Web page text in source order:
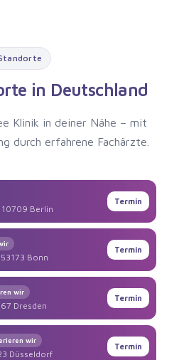
in Deutschland
Klinik in deiner Nähe – mit
durch erfahrene Fachärzte.
Berlin
Termin
Bonn
Termin
wir
Dresden
Termin
wir
Düsseldorf
Termin